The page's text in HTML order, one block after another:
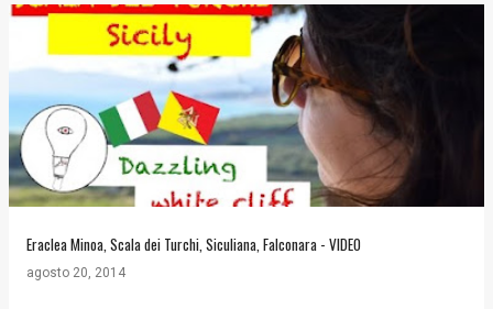
Eraclea Minoa, Scala dei Turchi, Siculiana, Falconara - VIDEO
agosto 20, 2014